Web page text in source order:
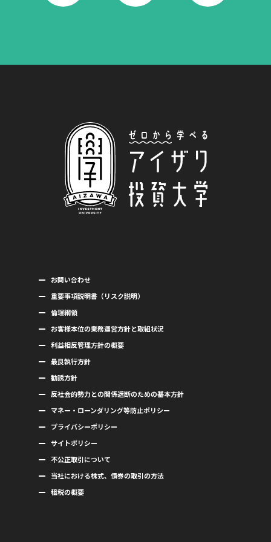
お問い合わせ
重要事項説明書（リスク説明）
倫理綱領
お客様本位の業務運営方針と取組状況
利益相反管理方針の概要
最良執行方針
勧誘方針
反社会的勢力との関係遮断のための基本方針
マネー・ローンダリング等防止ポリシー
プライバシーポリシー
サイトポリシー
不公正取引について
当社における株式、債券の取引の方法
租税の概要